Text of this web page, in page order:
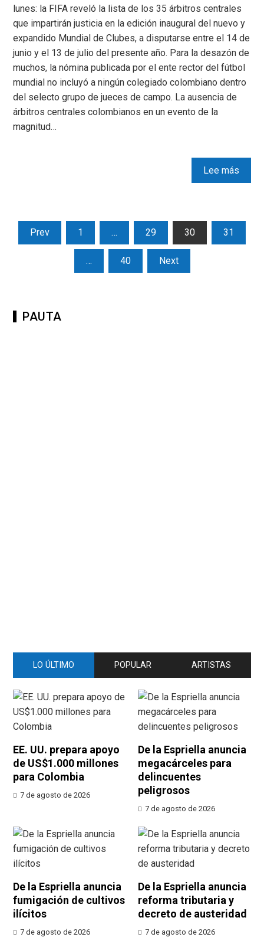
lunes: la FIFA reveló la lista de los 35 árbitros centrales
que impartirán justicia en la edición inaugural del nuevo y
expandido Mundial de Clubes, a disputarse entre el 14 de
junio y el 13 de julio del presente año. Para la desazón de
muchos, la nómina publicada por el ente rector del fútbol
mundial no incluyó a ningún colegiado colombiano dentro
del selecto grupo de jueces de campo. La ausencia de
árbitros centrales colombianos en un evento de la
magnitud…
Lee más
Prev 1 … 29 30 31
… 40 Next
PAUTA
LO ÚLTIMO POPULAR ARTISTAS
EE. UU. prepara apoyo
de US$1.000 millones
para Colombia
7 de agosto de 2026
De la Espriella anuncia
megacárceles para
delincuentes
peligrosos
7 de agosto de 2026
De la Espriella anuncia
fumigación de cultivos
ilícitos
7 de agosto de 2026
De la Espriella anuncia
reforma tributaria y
decreto de austeridad
7 de agosto de 2026